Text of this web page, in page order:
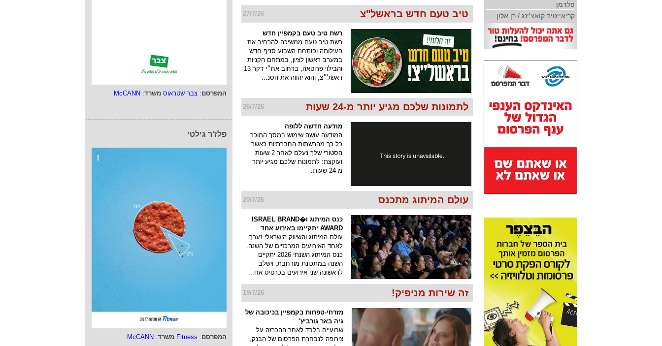
המפרסם: צבר שטראוס משרד:
McCANN
פלז'ר גילטי
המפרסם:
Fitness משרד:
McCANN
27/7/26 טיב טעם חדש בראשל"צ
רשת טיב טעם בקמפיין חדש
רשת טיב טעם ממשיכה להרחיב את
פעילותה ופותחת השבוע סניף חדש
במערב ראשון לציון, במתחם הקניות
והבילוי פרוטאה, ברחוב אח״י דקר 13
ראשל״צ, והוא יהווה את הסנ...
26/7/26 לתמונות שלכם מגיע יותר מ-24 שעות
מודעה חדשה ללופה
המודעה עושה שימוש במסך המוכר
כל כך מהרשתות החברתיות כאשר
הסטורי שלך נעלם לאחר 2 שעות
ועוקצת: לתמונות שלכם מגיע יותר
מ-24 שעות.
20/7/26 עולם המיתוג מתכנס
כנס המיתוג ו�ISRAEL BRAND
AWARD יתקיימו באירוע אחד
עולם המיתוג והשיווק הישראלי נערך
לאחד האירועים המרכזיים של השנה.
כנס המיתוג השנתי 2026 יתקיים
השנה במתכונת מורחבת, וישלב
לראשונה שני אירועים בכרטיס אח...
19/7/26 זה שירות מניפיק!
מזרחי-טפחות בקמפיין בכיכובה של
גיה באר גורביץ'
שבועיים בלבד לאחר ההכרזה על
צירופה לנבחרת הפרסום של הבנק,
פלדמן
קריאייטיב קואצ'ינג / רן אלון